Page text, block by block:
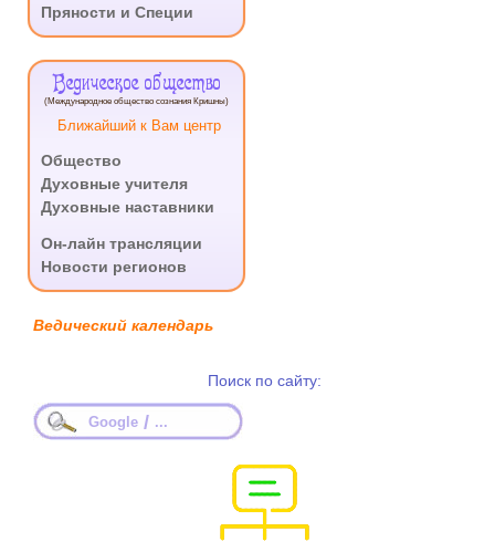
Пряности и Специи
Ведическое общество
(Международное общество сознания Кришны)
Ближайший к Вам центр
Общество
Духовные учителя
Духовные наставники
Он-лайн трансляции
Новости регионов
Ведический календарь
Поиск по сайту:
Google / ...